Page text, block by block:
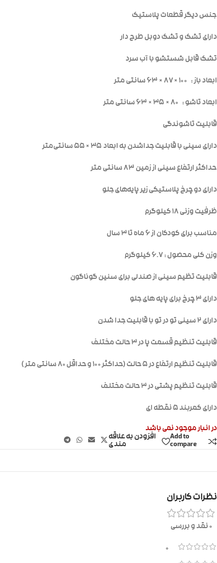
جنس دیگر قطعات پلاستیک
دارای تشک و تشک دوبل طرح دار
تشک قابل شستشو با آب سرد
ابعاد باز : ۱۰۰ × ۸۷ × ۶۳ سانتی متر
ابعاد تاشو : ۸۰ × ۳۵ × ۶۳ سانتی متر
قابلیت تاشوندگی
دارای سینی با قابلیت جداشدن به ابعاد ۳۵ × ۵۵ سانتی‌متر
حداکثر ارتفاع سینی از زمین ۸۳ سانتی متر
دارای دو چرخ پلاستیکی زیر پایه‌های جلو
ظرفیت وزنی ۱۸ کیلوگرم
مناسب برای کودکان از ۶ ماه تا ۳ سال
وزن کلی محصول : ۶.۷ کیلوگرم
قابلیت تظیم سینی از صندلی برای سنین گوناگون
دارای ۳ چرخ برای پایه های جلو
دارای ۲ سینی تو در تو با قابلیت جدا شدن
قابلیت تنظیم قسمت پا در ۳ حالت مختلف
قابلیت تنظیم ارتفاع در ۵ حالت (حداکثر ۱۰۰ و حداقل ۸۰ سانتی متر )
قابلیت تنظیم پشتی در ۳ حالت مختلف
دارای کمربند ۵ نقطه ای
در انبار موجود نمی باشد
Add to
compare
افزودن به علاقه
مندی
نظرات کاربران
0 نقد و بررسی
0